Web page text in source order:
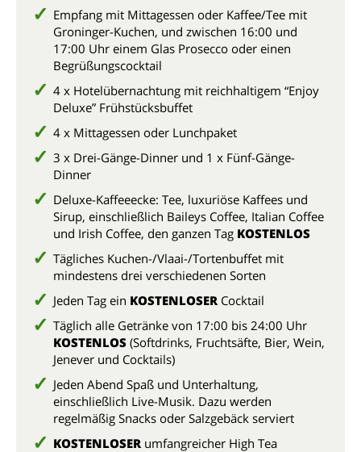
Empfang mit Mittagessen oder Kaffee/Tee mit
Groninger-Kuchen, und zwischen 16:00 und
17:00 Uhr einem Glas Prosecco oder einen
Begrüßungscocktail
4 x Hotelübernachtung mit reichhaltigem “Enjoy
Deluxe” Frühstücksbuffet
4 x Mittagessen oder Lunchpaket
3 x Drei-Gänge-Dinner und 1 x Fünf-Gänge-
Dinner
Deluxe-Kaffeeecke: Tee, luxuriöse Kaffees und
Sirup, einschließlich Baileys Coffee, Italian Coffee
und Irish Coffee, den ganzen Tag KOSTENLOS
Tägliches Kuchen-/Vlaai-/Tortenbuffet mit
mindestens drei verschiedenen Sorten
Jeden Tag ein KOSTENLOSER Cocktail
Täglich alle Getränke von 17:00 bis 24:00 Uhr
KOSTENLOS (Softdrinks, Fruchtsäfte, Bier, Wein,
Jenever und Cocktails)
Jeden Abend Spaß und Unterhaltung,
einschließlich Live-Musik. Dazu werden
regelmäßig Snacks oder Salzgebäck serviert
KOSTENLOSER umfangreicher High Tea